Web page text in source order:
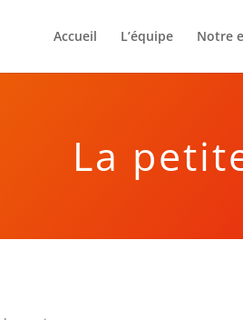
Accueil L’équipe Notre
La